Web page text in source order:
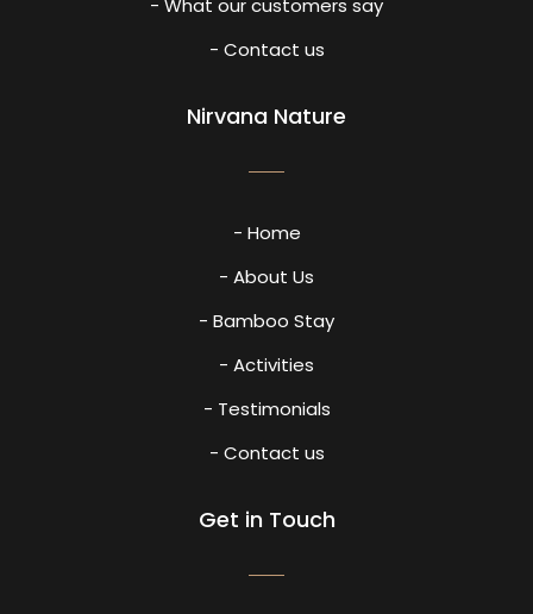
- What our customers say
- Contact us
Nirvana Nature
- Home
- About Us
- Bamboo Stay
- Activities
- Testimonials
- Contact us
Get in Touch